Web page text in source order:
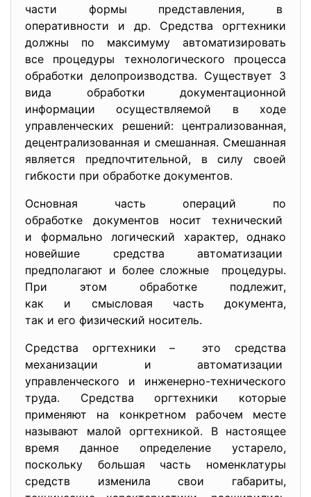
части формы представления, в
оперативности и др. Средства оргтехники
должны по максимуму автоматизировать
все процедуры технологического процесса
обработки делопроизводства. Существует 3
вида обработки документационной
информации осуществляемой в ходе
управленческих решений: централизованная,
децентрализованная и смешанная. Смешанная
является предпочтительной, в силу своей
гибкости при обработке документов.
Основная часть операций по
обработке документов носит технический
и формально логический характер, однако
новейшие средства автоматизации
предполагают и более сложные процедуры.
При этом обработке подлежит,
как и смысловая часть документа,
так и его физический носитель.
Средства оргтехники – это средства
механизации и автоматизации
управленческого и инженерно-технического
труда. Средства оргтехники которые
применяют на конкретном рабочем месте
называют малой оргтехникой. В настоящее
время данное определение устарело,
поскольку большая часть номенклатуры
средств изменила свои габариты,